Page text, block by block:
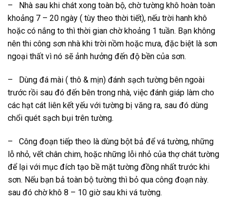
– Nhà sau khi chát xong toàn bộ, chờ tường khô hoàn toàn
khoảng 7 – 20 ngày ( tùy theo thời tiết), nếu trời hanh khô
hoặc có nắng to thì thời gian chờ khoảng 1 tuần. Bạn không
nên thi công sơn nhà khi trời nồm hoặc mưa, đặc biệt là sơn
ngoại thất vì nó sẽ ảnh hưởng đến độ bền của sơn.
– Dùng đá mài ( thô & mịn) đánh sạch tường bên ngoài
trước rồi sau đó đến bên trong nhà, việc đánh giáp làm cho
các hạt cát liên kết yếu với tường bị văng ra, sau đó dùng
chổi quét sạch bụi trên tường.
– Công đoạn tiếp theo là dùng bột bả để vá tường, những
lỗ nhỏ, vết chân chim, hoặc những lỗi nhỏ của thợ chát tường
để lại với mục đích tạo bề mặt tường đồng nhất trước khi
sơn. Nếu bạn bả toàn bộ tường thì bỏ qua công đoạn này.
sau đó chờ khô 8 – 10 giờ sau khi vá tường.